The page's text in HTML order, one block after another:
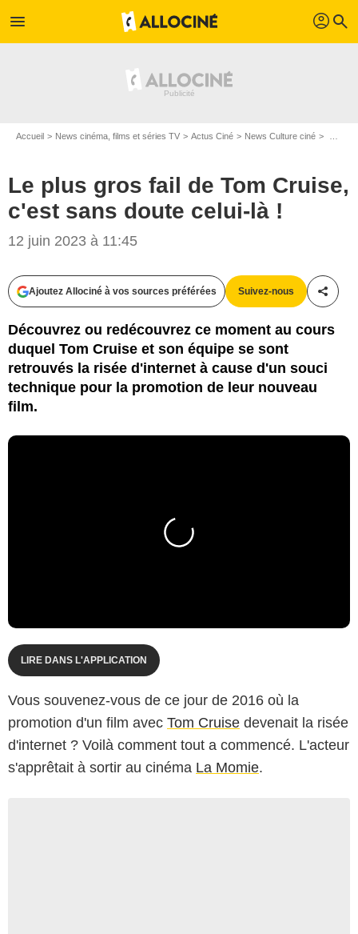
menu profil search
Accueil News cinéma, films et séries TV Actus Ciné News Culture ciné
Le plus gros fail de Tom Cruise,
c'est sans doute celui-là !
12 juin 2023 à 11:45
Ajoutez Allociné à vos sources préférées Suivez-nous
Découvrez ou redécouvrez ce moment au cours
duquel Tom Cruise et son équipe se sont
retrouvés la risée d'internet à cause d'un souci
technique pour la promotion de leur nouveau
film.
LIRE DANS L'APPLICATION
Vous souvenez-vous de ce jour de 2016 où la
promotion d'un film avec Tom Cruise devenait la risée
d'internet ? Voilà comment tout a commencé. L'acteur
s'apprêtait à sortir au cinéma La Momie.